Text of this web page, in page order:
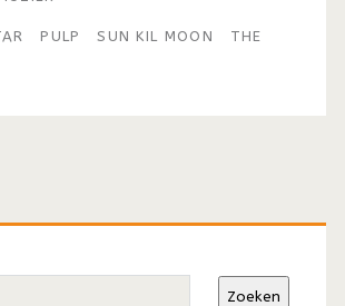
PULP SUN KIL MOON
THE
Zoeken